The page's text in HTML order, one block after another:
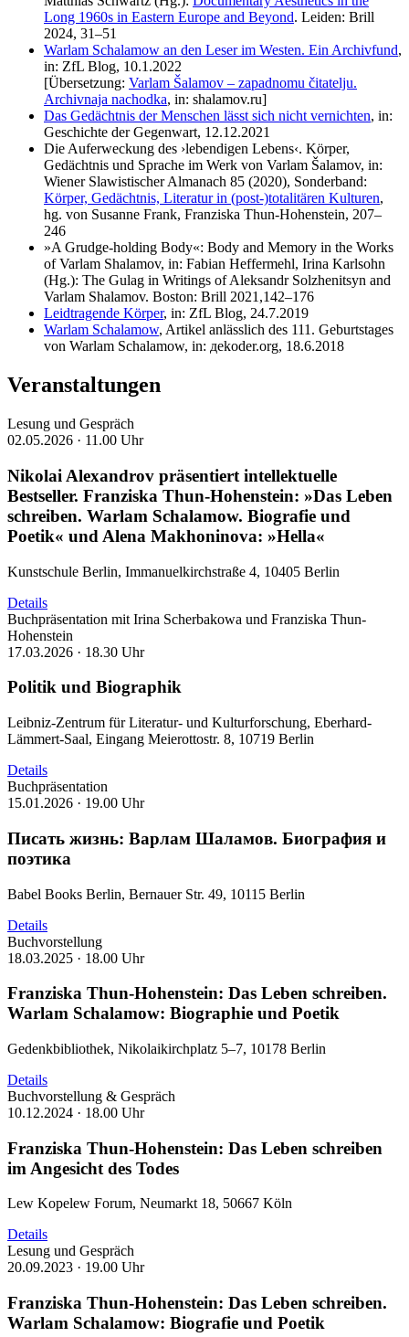
Long 1960s in Eastern Europe and Beyond. Leiden: Brill
2024, 31–51
Warlam Schalamow an den Leser im Westen. Ein Archivfund,
in: ZfL Blog, 10.1.2022
[Übersetzung: Varlam Šalamov – zapadnomu čitatelju.
Archivnaja nachodka, in: shalamov.ru]
Das Gedächtnis der Menschen lässt sich nicht vernichten, in:
Geschichte der Gegenwart, 12.12.2021
Die Auferweckung des ›lebendigen Lebens‹. Körper,
Gedächtnis und Sprache im Werk von Varlam Šalamov, in:
Wiener Slawistischer Almanach 85 (2020), Sonderband:
Körper, Gedächtnis, Literatur in (post-)totalitären Kulturen,
hg. von Susanne Frank, Franziska Thun-Hohenstein, 207–
246
»A Grudge-holding Body«: Body and Memory in the Works
of Varlam Shalamov, in: Fabian Heffermehl, Irina Karlsohn
(Hg.): The Gulag in Writings of Aleksandr Solzhenitsyn and
Varlam Shalamov. Boston: Brill 2021,142–176
Leidtragende Körper, in: ZfL Blog, 24.7.2019
Warlam Schalamow, Artikel anlässlich des 111. Geburtstages
von Warlam Schalamow, in: дekoder.org, 18.6.2018
Veranstaltungen
Lesung und Gespräch
02.05.2026 · 11.00 Uhr
Nikolai Alexandrov präsentiert intellektuelle
Bestseller. Franziska Thun-Hohenstein: »Das Leben
schreiben. Warlam Schalamow. Biografie und
Poetik« und Alena Makhoninova: »Hella«
Kunstschule Berlin, Immanuelkirchstraße 4, 10405 Berlin
Details
Buchpräsentation mit Irina Scherbakowa und Franziska Thun-
Hohenstein
17.03.2026 · 18.30 Uhr
Politik und Biographik
Leibniz-Zentrum für Literatur- und Kulturforschung, Eberhard-
Lämmert-Saal, Eingang Meierottostr. 8, 10719 Berlin
Details
Buchpräsentation
15.01.2026 · 19.00 Uhr
Писать жизнь: Варлам Шаламов. Биография и
поэтика
Babel Books Berlin, Bernauer Str. 49, 10115 Berlin
Details
Buchvorstellung
18.03.2025 · 18.00 Uhr
Franziska Thun-Hohenstein: Das Leben schreiben.
Warlam Schalamow: Biographie und Poetik
Gedenkbibliothek, Nikolaikirchplatz 5–7, 10178 Berlin
Details
Buchvorstellung & Gespräch
10.12.2024 · 18.00 Uhr
Franziska Thun-Hohenstein: Das Leben schreiben
im Angesicht des Todes
Lew Kopelew Forum, Neumarkt 18, 50667 Köln
Details
Lesung und Gespräch
20.09.2023 · 19.00 Uhr
Franziska Thun-Hohenstein: Das Leben schreiben.
Warlam Schalamow: Biografie und Poetik